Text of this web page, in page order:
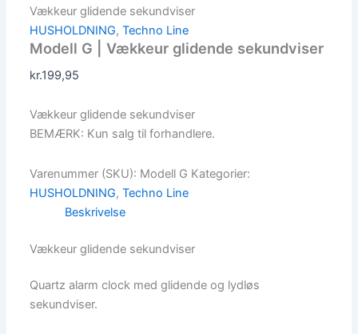
Vækkeur glidende sekundviser
HUSHOLDNING,Techno Line
Modell G | Vækkeur glidende sekundviser
kr.199,95
Vækkeur glidende sekundviser
BEMÆRK: Kun salg til forhandlere.
Varenummer (SKU): Modell G Kategorier:
HUSHOLDNING,Techno Line
Beskrivelse
Vækkeur glidende sekundviser
Quartz alarm clock med glidende og lydløs
sekundviser.